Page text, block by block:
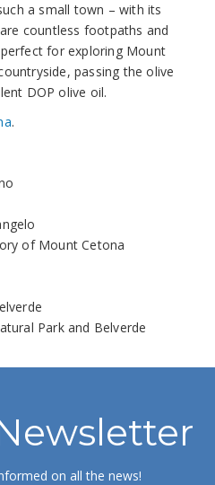
a small town – with its
countless footpaths and
for exploring Mount
passing the olive
DOP olive oil.
.
of Mount Cetona
Park and Belverde
on all the news!